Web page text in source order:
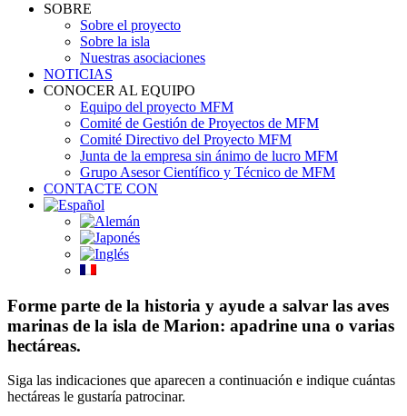
SOBRE
Sobre el proyecto
Sobre la isla
Nuestras asociaciones
NOTICIAS
CONOCER AL EQUIPO
Equipo del proyecto MFM
Comité de Gestión de Proyectos de MFM
Comité Directivo del Proyecto MFM
Junta de la empresa sin ánimo de lucro MFM
Grupo Asesor Científico y Técnico de MFM
CONTACTE CON
Forme parte de la historia y ayude a salvar las aves
marinas de la isla de Marion: apadrine una o varias
hectáreas.
Siga las indicaciones que aparecen a continuación e indique cuántas
hectáreas le gustaría patrocinar.